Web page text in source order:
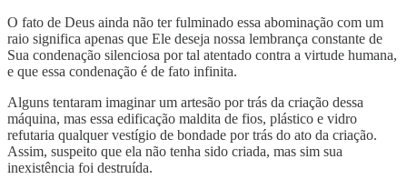
O fato de Deus ainda não ter fulminado essa abominação com um
raio significa apenas que Ele deseja nossa lembrança constante de
Sua condenação silenciosa por tal atentado contra a virtude humana,
e que essa condenação é de fato infinita.
Alguns tentaram imaginar um artesão por trás da criação dessa
máquina, mas essa edificação maldita de fios, plástico e vidro
refutaria qualquer vestígio de bondade por trás do ato da criação.
Assim, suspeito que ela não tenha sido criada, mas sim sua
inexistência foi destruída.